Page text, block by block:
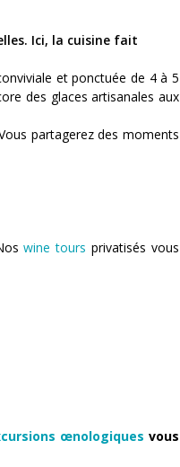
Ici, la cuisine fait
et ponctuée de 4 à 5
des glaces artisanales aux
partagerez des moments
wine tours privatisés vous
œnologiques vous